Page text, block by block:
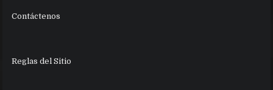
Contáctenos
Reglas del Sitio